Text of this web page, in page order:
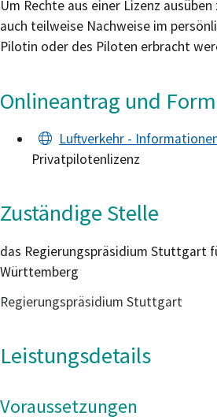
Um Rechte aus einer Lizenz
auch teilweise Nachweise im
Pilotin oder des Piloten erbracht
Onlineantrag und
Luftverkehr -
Privatpilotenlizenz
Zuständige Stelle
das Regierungspräsidium Stuttgart
Württemberg
Regierungspräsidium Stuttgart
Leistungsdetails
Voraussetzungen